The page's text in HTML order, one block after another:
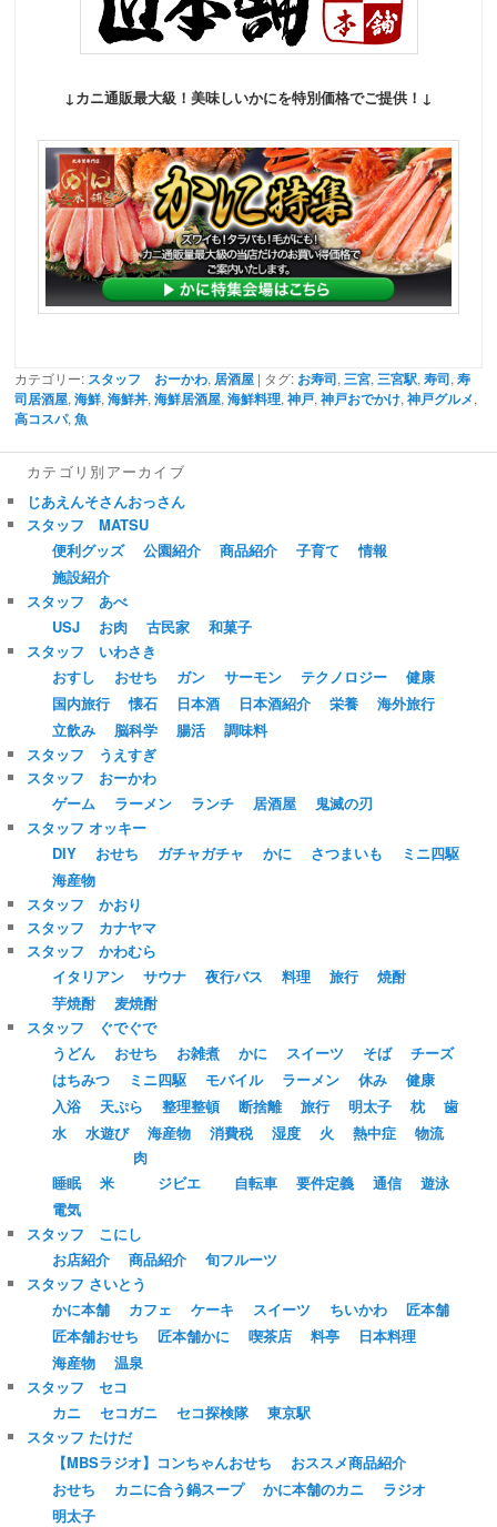
↓カニ通販最大級！美味しいかにを特別価格でご提供！↓
カテゴリー: スタッフ おーかわ, 居酒屋 | タグ: お寿司, 三宮, 三宮駅,寿司,寿
司居酒屋,海鮮,海鮮丼,海鮮居酒屋,海鮮料理,神戸,神戸おでかけ,神戸グルメ,
高コスパ,魚
カテゴリ別アーカイブ
じあえんそさんおっさん
スタッフ MATSU
便利グッズ
公園紹介 商品紹介 子育て
情報
施設紹介
スタッフ あべ
USJ
お肉 古民家
和菓子
スタッフ いわさき
おすし
おせち ガン サーモン テクノロジー
健康
国内旅行
懐石 日本酒 日本酒紹介 栄養
海外旅行
立飲み
脳科学 腸活
調味料
スタッフ うえすぎ
スタッフ おーかわ
ゲーム
ラーメン ランチ 居酒屋
鬼滅の刃
スタッフ オッキー
DIY
おせち ガチャガチャ かに さつまいも
ミニ四駆
海産物
スタッフ かおり
スタッフ カナヤマ
スタッフ かわむら
イタリアン
サウナ 夜行バス 料理 旅行
焼酎
芋焼酎
麦焼酎
スタッフ ぐでぐで
うどん
おせち お雑煮 かに スイーツ そば
チーズ
はちみつ
ミニ四駆 モバイル ラーメン 休み
健康
入浴
天ぷら 整理整頓 断捨離 旅行 明太子 枕
歯
水
水遊び 海産物 消費税 湿度 火 熱中症 物流
睡眠 米
肉
ジビエ
自転車 要件定義 通信
遊泳
電気
スタッフ こにし
お店紹介
商品紹介
旬フルーツ
スタッフ さいとう
かに本舗
カフェ ケーキ スイーツ ちいかわ
匠本舗
匠本舗おせち
匠本舗かに 喫茶店 料亭
日本料理
海産物
温泉
スタッフ セコ
カニ
セコガニ セコ探検隊
東京駅
スタッフ たけだ
【MBSラジオ】コンちゃんおせち
おススメ商品紹介
おせち
カニに合う鍋スープ かに本舗のカニ
ラジオ
明太子